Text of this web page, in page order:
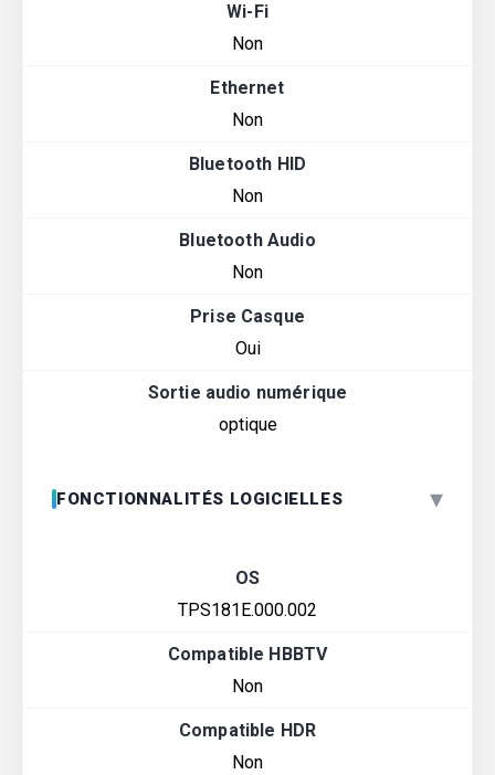
Wi-Fi
Non
Ethernet
Non
Bluetooth HID
Non
Bluetooth Audio
Non
Prise Casque
Oui
Sortie audio numérique
optique
FONCTIONNALITÉS LOGICIELLES ▾
OS
TPS181E.000.002
Compatible HBBTV
Non
Compatible HDR
Non